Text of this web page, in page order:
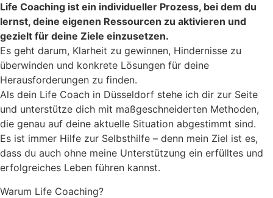
Life Coaching ist ein individueller Prozess, bei dem du
lernst, deine eigenen Ressourcen zu aktivieren und
gezielt für deine Ziele einzusetzen.
Es geht darum, Klarheit zu gewinnen, Hindernisse zu
überwinden und konkrete Lösungen für deine
Herausforderungen zu finden.
Als dein Life Coach in Düsseldorf stehe ich dir zur Seite
und unterstütze dich mit maßgeschneiderten Methoden,
die genau auf deine aktuelle Situation abgestimmt sind.
Es ist immer Hilfe zur Selbsthilfe – denn mein Ziel ist es,
dass du auch ohne meine Unterstützung ein erfülltes und
erfolgreiches Leben führen kannst.
Warum Life Coaching?